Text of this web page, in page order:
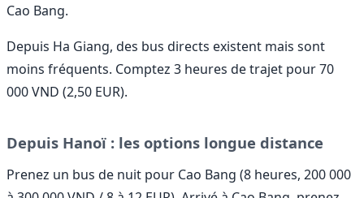
Cao Bang.
Depuis Ha Giang, des bus directs existent mais sont
moins fréquents. Comptez 3 heures de trajet pour 70
000 VND (2,50 EUR).
Depuis Hanoï : les options longue distance
Prenez un bus de nuit pour Cao Bang (8 heures, 200 000